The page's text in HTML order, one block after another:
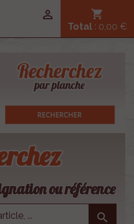
shopping_cart
Total : 0,00 €

ou référence
